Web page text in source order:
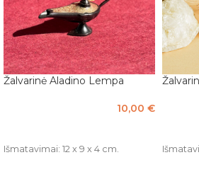
Žalvarinė Aladino Lempa
10,00 €
Išmatavimai: 12 x 9 x 4 cm.